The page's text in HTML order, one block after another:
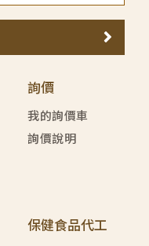
詢價
我的詢價車
詢價說明
保健食品代工